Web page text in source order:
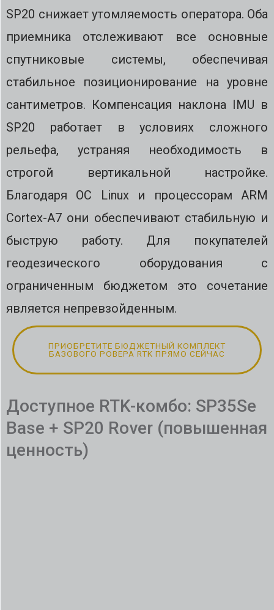
SP20 снижает утомляемость оператора. Оба
приемника отслеживают все основные
спутниковые системы, обеспечивая
стабильное позиционирование на уровне
сантиметров. Компенсация наклона IMU в
SP20 работает в условиях сложного
рельефа, устраняя необходимость в
строгой вертикальной настройке.
Благодаря ОС Linux и процессорам ARM
Cortex-A7 они обеспечивают стабильную и
быструю работу. Для покупателей
геодезического оборудования с
ограниченным бюджетом это сочетание
является непревзойденным.
ПРИОБРЕТИТЕ БЮДЖЕТНЫЙ КОМПЛЕКТ
БАЗОВОГО РОВЕРА RTK ПРЯМО СЕЙЧАС
Доступное RTK-комбо: SP35Se
Base + SP20 Rover (повышенная
ценность)